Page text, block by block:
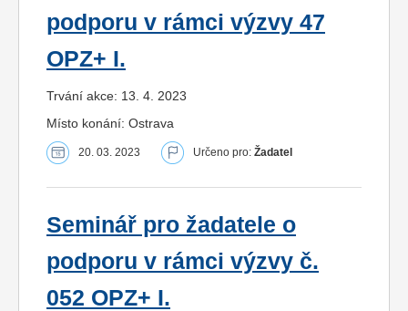
podporu v rámci výzvy 47
OPZ+ I.
Trvání akce: 13. 4. 2023
Místo konání: Ostrava
20. 03. 2023 Určeno pro: Žadatel
Seminář pro žadatele o
podporu v rámci výzvy č.
052 OPZ+ I.